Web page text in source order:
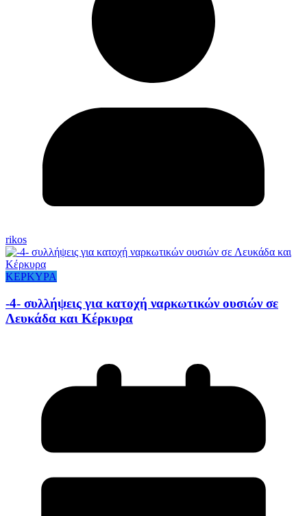
rikos
ΚΕΡΚΥΡΑ
-4- συλλήψεις για κατοχή ναρκωτικών ουσιών σε
Λευκάδα και Κέρκυρα